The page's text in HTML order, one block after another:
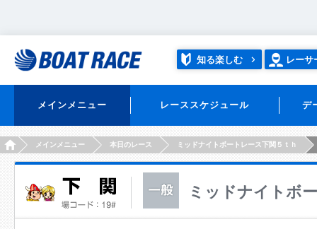
知る楽しむ レーサ
メインメニュー レーススケジュール デ
HOMEメインメニュー 本日のレース ミッドナイトボートレース下関５ｔｈ
ミッドナイトボ